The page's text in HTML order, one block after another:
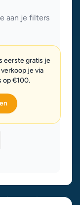
aan je filters
eerste gratis je
je via
op €100.